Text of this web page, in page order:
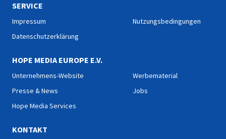
SERVICE
Impressum
Datenschutzerklärung
Nutzungsbedingungen
HOPE MEDIA EUROPE E.V.
Unternehmens-Website
Presse & News
Hope Media Services
Werbematerial
Jobs
KONTAKT